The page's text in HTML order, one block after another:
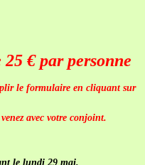
€ par personne
le formulaire en cliquant sur
avec votre conjoint.
le lundi 29 mai.